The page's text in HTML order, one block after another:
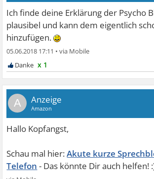
Ich finde deine Erklärung der Psycho
plausibel und kann dem eigentlich
hinzufügen.
05.06.2018 17:11 •
x 1
A
Akute kurze
Telefon